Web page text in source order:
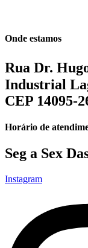
Onde estamos
Rua Dr.
Industrial
CEP 14095-
Horário de
Seg a Sex
Instagram